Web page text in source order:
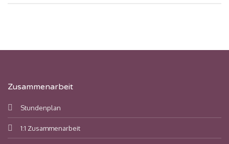
Zusammenarbeit
Stundenplan
1:1 Zusammenarbeit